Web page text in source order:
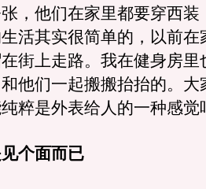
，他们在家里都要穿西装
活其实很简单的，以前在
街上走路。我在健身房里
他们一起搬搬抬抬的。大
粹是外表给人的一种感觉
个面而已